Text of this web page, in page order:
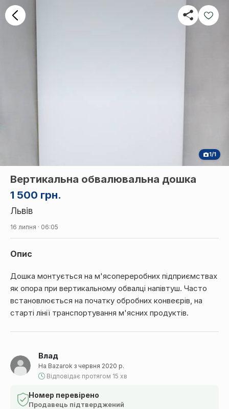
1/1
1 500 грн.
Вертикальна обвалювальна дошка
Львів
16 липня · 06:05
Влад
На Bazarok з червня 2020 р.
Відповідає протягом 15 хв
Номер перевірено
Продавець підтверджений
Опис
Дошка монтується на м'ясопереробних підприємствах
як опора при вертикальному обвалці напівтуш. Часто
встановлюється на початку обробних конвеєрів, на
старті лінії транспортування м'ясних продуктів.